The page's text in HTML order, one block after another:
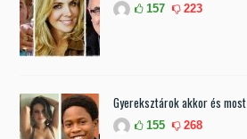
157 223
Gyereksztárok akkor és most
155 268